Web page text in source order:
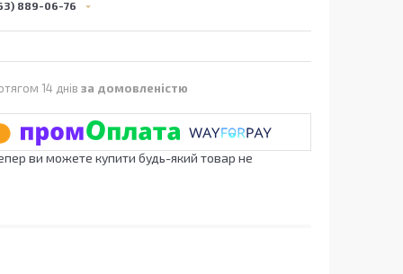
889-06-76
14 днів за домовленістю
ви можете купити будь-який товар не